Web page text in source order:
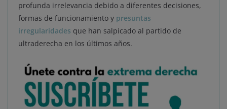
profunda irrelevancia debido a diferentes decisiones,
formas de funcionamiento y presuntas
irregularidades que han salpicado al partido de
ultraderecha en los últimos años.